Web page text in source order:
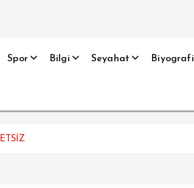
Spor Bilgi Seyahat Biyografi